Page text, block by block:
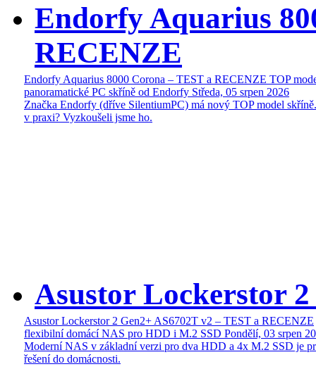
Endorfy Aquarius
RECENZE
Endorfy Aquarius 8000 Corona – TEST a RECENZE TOP
panoramatické PC skříně od Endorfy Středa, 05 srpen 2026
Značka Endorfy (dříve SilentiumPC) má nový TOP model
v praxi? Vyzkoušeli jsme ho.
Asustor Lockerstor
Asustor Lockerstor 2 Gen2+ AS6702T v2 – TEST a RECENZE
flexibilní domácí NAS pro HDD i M.2 SSD Pondělí, 03 srpen
Moderní NAS v základní verzi pro dva HDD a 4x M.2 SSD je
řešení do domácnosti.